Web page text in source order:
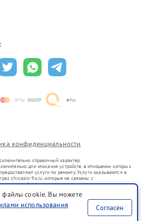
конфиденциальности
справочный характер.
для описания устройств, в отношении которых
услуги по ремонту. Услуги оказываются в
chr.casio-fix.ru, которые не связаны с
или их официальными представителями.
уже введенных в гражданский оборот в соответствии
преследует цели индивидуализации услуг или введения
для информирования о предоставляемых услугах по
не является публичной офертой, определяемой
файлы cookie. Вы можете
использования
Согласен